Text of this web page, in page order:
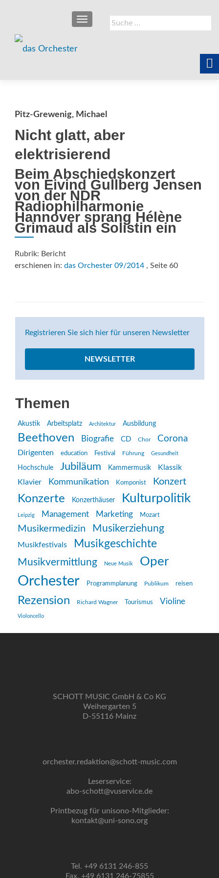
Suche
nach:
SCHALTE NAVIGATION
Pitz-Grewenig, Michael
Nicht glatt, aber
elektrisierend
Beim Abschiedskonzert
von Eivind Gullberg Jensen
von der NDR
Radiophilharmonie
Hannover sprang Hélène
Grimaud als Solistin ein
Rubrik: Bericht
erschienen in: das Orchester 09/2014 , Seite 60
Registrieren Sie sich hier für unseren Newsletter
NEWSLETTER
Themen
Akustik Arbeitsplatz Architektur Ausbildung
Beethoven Biografie CD Chor Corona
Dirigenten education Festival Führung Gesundheit
Hochschule Jubiläum Kammermusik
Klassik
Klavier
Kommunikation Komponist Konzert
Konzerte Konzerthäuser Kulturpolitik
Leipzig Management Marketing Mozart
Musikermedizin Musikerziehung
Musikfestivals Musikgeschichte
Musikvermittlung Neue Musik Oper
Orchester Programmplanung Publikum reisen
Rezension Richard Wagner Tourismus Violine
Violoncello
SCHOTT MUSIC GmbH & Co KG
Weihergarten 5
D-55116 Mainz
orchester.redaktion@schott-music.com
Leserservice:
abo-schott@vuservice.de
Printbezug für unisono-Mitglieder:
kontakt@uni-sono.org
Tel. +49 6131 246-855
Fax. +49 6131 246-75855